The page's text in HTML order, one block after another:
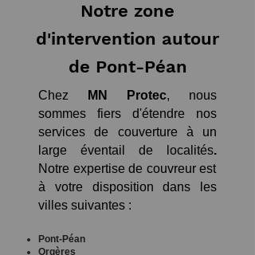
Notre zone
d'intervention autour
de Pont-Péan
Chez MN Protec, nous
sommes fiers d'étendre nos
services de couverture à un
large éventail de localités.
Notre expertise de couvreur est
à votre disposition dans les
villes suivantes :
Pont-Péan
Orgères